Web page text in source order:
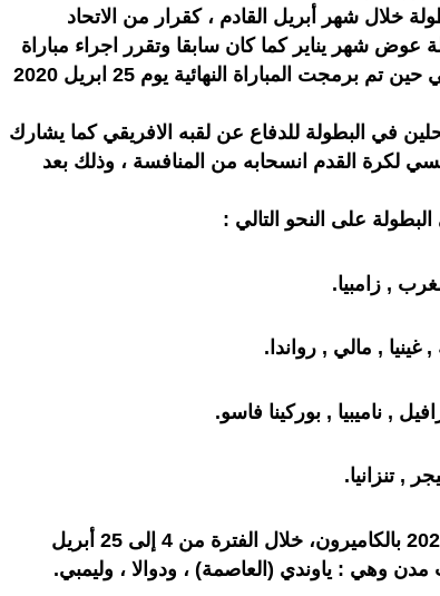
خلال شهر أبريل القادم ، كقرار من الاتحاد
عوض شهر يناير كما كان سابقا وتقرر اجراء مباراة
الافتتاح بياوندي يوم 4 أبريل القادم في حين تم برمجت المباراة النهائية يوم 25 ابريل 2020
في البطولة للدفاع عن لقبه الافريقي كما يشارك
لكرة القدم انسحابه من المنافسة ، وذلك بعد
على النحو التالي :
, زامبيا.
غينيا , مالي , رواندا.
, ناميبيا , بوركينا فاسو.
, تنزانيا.
وستقام كأس أمم إفريقيا للمحليين 2020 بالكاميرون، خلال الفترة من 4 إلى 25 أبريل
مدن وهي : ياوندي (العاصمة) ، ودوالا ، وليمبي.